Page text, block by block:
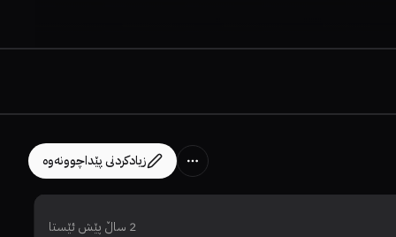
زیادکردنی پێداچوونەوە
2 ساڵ پێش ئێستا